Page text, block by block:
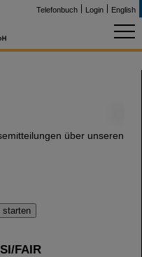
Telefonbuch Login English
über unseren
FAIR